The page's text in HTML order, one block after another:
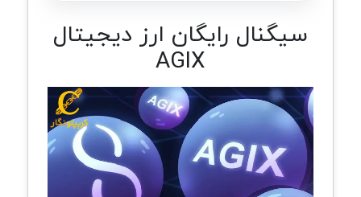
سیگنال رایگان ارز دیجیتال
AGIX